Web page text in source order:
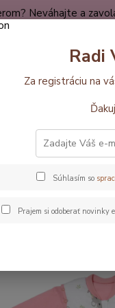
Neváhajte a
Dĺžka vaku 80cm LETNÝ
,
Radi
Za registráciu na
Súhlasím so
Prajem si odoberať novinky